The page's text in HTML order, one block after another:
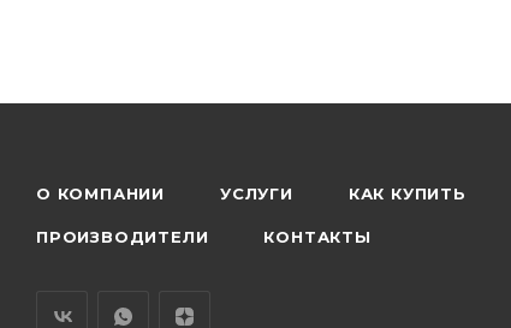
О КОМПАНИИ УСЛУГИ КАК КУПИТЬ
ПРОИЗВОДИТЕЛИ КОНТАКТЫ